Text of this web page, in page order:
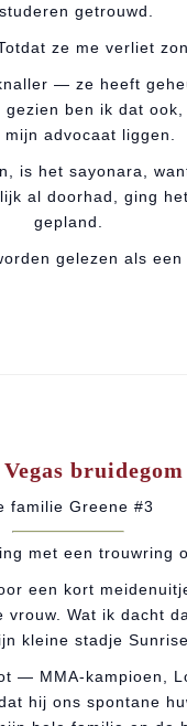
getrouwd.
ze me verliet
— ze heeft
ben ik dat
advocaat liggen.
is het sayonara,
al doorhad, ging
gepland.
gelezen als een
bruidegom
familie Greene #3
met een trouwring
een kort
Wat ik dacht
kleine stadje Sunrise
— MMA-kampioen,
hij ons spontane